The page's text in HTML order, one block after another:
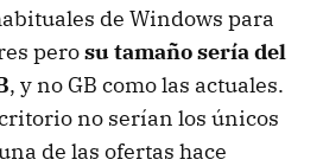
de Windows para
perosu tamaño sería del
, y no GB como las actuales.
no serían los únicos
de las ofertas hace